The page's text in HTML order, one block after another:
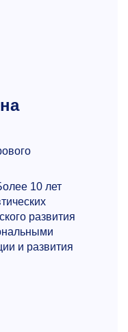
10 лет
развития
и развития